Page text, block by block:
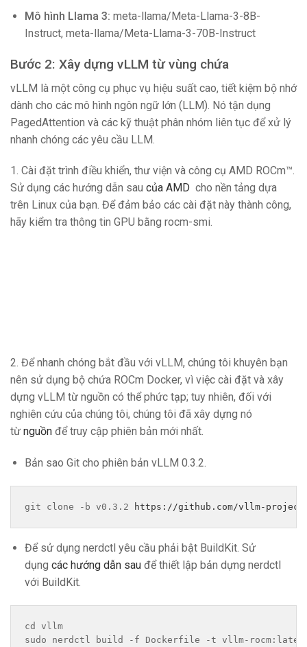
Mô hình Llama 3: meta-llama/Meta-Llama-3-8B-
Instruct, meta-llama/Meta-Llama-3-70B-Instruct
Bước 2: Xây dựng vLLM từ vùng chứa
vLLM là một công cụ phục vụ hiệu suất cao, tiết kiệm bộ nhớ
dành cho các mô hình ngôn ngữ lớn (LLM). Nó tận dụng
PagedAttention và các kỹ thuật phân nhóm liên tục để xử lý
nhanh chóng các yêu cầu LLM.
1. Cài đặt trình điều khiển, thư viện và công cụ AMD ROCm™.
Sử dụng các hướng dẫn sau của AMD cho nền tảng dựa
trên Linux của bạn. Để đảm bảo các cài đặt này thành công,
hãy kiểm tra thông tin GPU bằng rocm-smi.
2. Để nhanh chóng bắt đầu với vLLM, chúng tôi khuyên bạn
nên sử dụng bộ chứa ROCm Docker, vì việc cài đặt và xây
dựng vLLM từ nguồn có thể phức tạp; tuy nhiên, đối với
nghiên cứu của chúng tôi, chúng tôi đã xây dựng nó
từ nguồn để truy cập phiên bản mới nhất.
Bản sao Git cho phiên bản vLLM 0.3.2.
git clone -b v0.3.2 https://github.com/vllm-
Để sử dụng nerdctl yêu cầu phải bật BuildKit. Sử
dụng các hướng dẫn sauđể thiết lập bản dựng nerdctl
với BuildKit.
cd vllm
sudo nerdctl build -f Dockerfile -t vllm-